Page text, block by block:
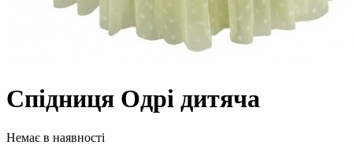
Спідниця Одрі дитяча
Немає в наявності